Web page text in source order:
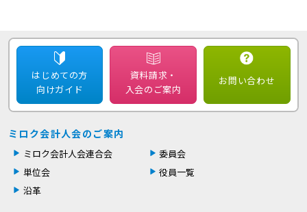
はじめての方
向けガイド
資料請求・
入会のご案内
お問い合わせ
ミロク会計人会のご案内
ミロク会計人会連合会
委員会
単位会
役員一覧
沿革